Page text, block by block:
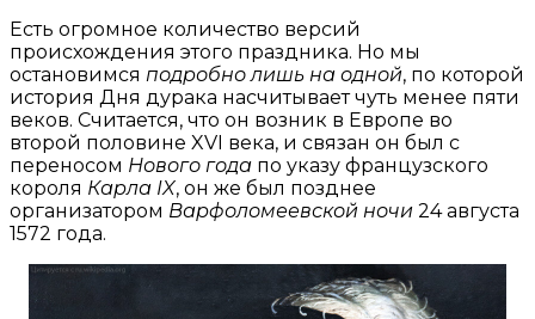
Есть огромное количество версий
происхождения этого праздника. Но мы
остановимся подробно лишь на одной, по которой
история Дня дурака насчитывает чуть менее пяти
веков. Считается, что он возник в Европе во
второй половине XVI века, и связан он был с
переносом Нового года по указу французского
короля Карла IX, он же был позднее
организатором Варфоломеевской ночи 24 августа
1572 года.